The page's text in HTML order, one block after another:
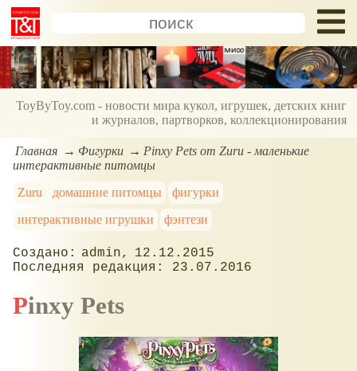
ToyByToy.com - новости мира кукол, игрушек, детских книг
и журналов, партворков, коллекционирования
Главная Фигурки
Pinxy Pets от Zuru - маленькие
интерактивные питомцы
Zuru
домашние питомцы
фигурки
интерактивные игрушки
фэнтези
admin
12.12.2015
23.07.2016
Pinxy Pets